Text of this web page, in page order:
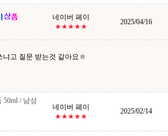
네이버 페이
★★★★★
2025/04/16
고 질문 받는것 같아요ㅎ
/ 남성
네이버 페이
★★★★★
2025/02/14